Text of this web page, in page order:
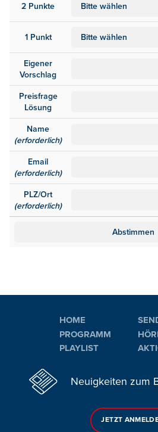
2 Punkte
1 Punkt
Eigener
Vorschlag
Preisfrage
Lösung
Name
(erforderlich)
Email
(erforderlich)
PLZ/Ort
(erforderlich)
HOME
PROGRAMM
PLAYLIST
Neuigkeiten zum
JETZT